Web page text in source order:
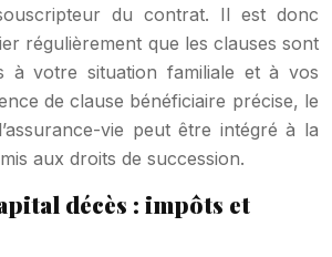
du contrat. Il est donc
régulièrement que les clauses sont
à votre situation familiale et à vos
de clause bénéficiaire précise, le
vie peut être intégré à la
aux droits de succession.
décès : impôts et